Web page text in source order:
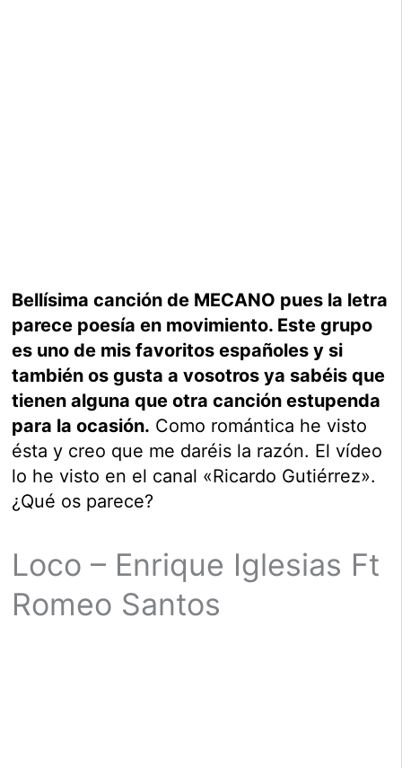
Bellísima canción de MECANO pues la letra
parece poesía en movimiento. Este grupo
es uno de mis favoritos españoles y si
también os gusta a vosotros ya sabéis que
tienen alguna que otra canción estupenda
para la ocasión. Como romántica he visto
ésta y creo que me daréis la razón. El vídeo
lo he visto en el canal «Ricardo Gutiérrez».
¿Qué os parece?
Loco – Enrique Iglesias Ft
Romeo Santos